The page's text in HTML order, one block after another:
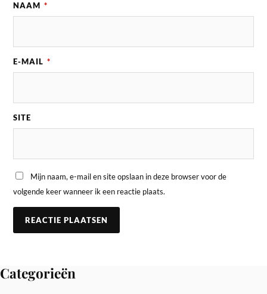
NAAM *
E-MAIL *
SITE
Mijn naam, e-mail en site opslaan in deze browser voor de
volgende keer wanneer ik een reactie plaats.
Categorieën